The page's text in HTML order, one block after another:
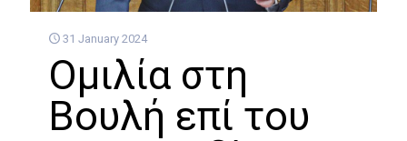
31 January 2024
Ομιλία στη
Βουλή επί του